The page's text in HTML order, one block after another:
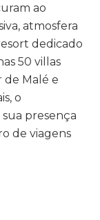
ao
atmosfera
dedicado
50 villas
de Malé e
o
presença
de viagens